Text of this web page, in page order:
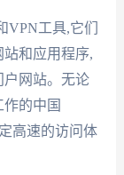
VPN工具,它们
和应用程序,
网站。无论
的中国
高速的访问体